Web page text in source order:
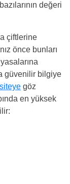
değeri
çiftlerine
önce bunları
güvenilir bilgiye
siteye göz
en yüksek